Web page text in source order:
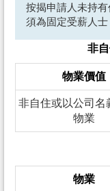
按揭申請人未持
須為固定受薪人
非
物業價值
非自住或以公司名
物業
物業